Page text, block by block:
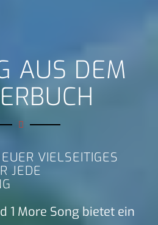
AUS DEM
VIELSEITIGES
JEDE
1 More Song bietet ein